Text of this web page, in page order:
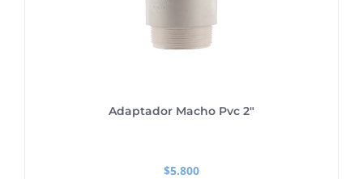
Adaptador Macho Pvc 2″
$5.800